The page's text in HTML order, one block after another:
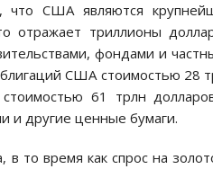
что США являются
отражает триллионы
фондами и
США стоимостью 28
61 трлн
и другие ценные бумаги.
в то время как спрос на